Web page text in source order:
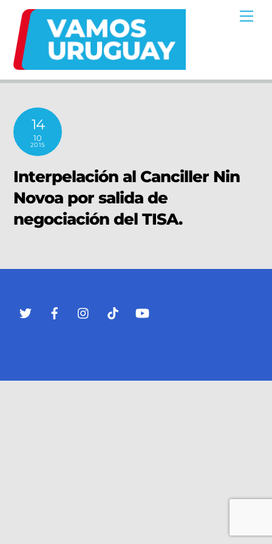
content
14
10
2015
Interpelación al Canciller Nin
Novoa por salida de
negociación del TISA.